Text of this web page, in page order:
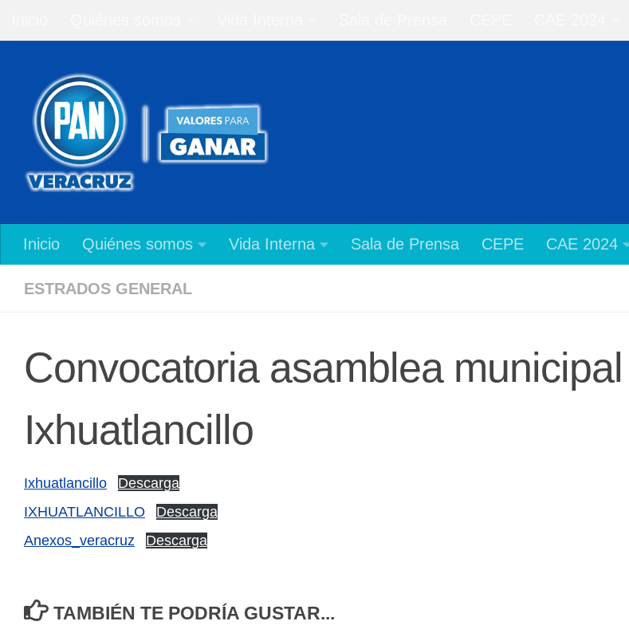
Inicio Quiénes somos Vida Interna Sala de Prensa CEPE CAE 2024
ESTRADOS GENERAL
Convocatoria asamblea
Ixhuatlancillo
Ixhuatlancillo
Descarga
IXHUATLANCILLO
Descarga
Anexos_veracruz
Descarga
TAMBIÉN TE PODRÍA GUSTAR...